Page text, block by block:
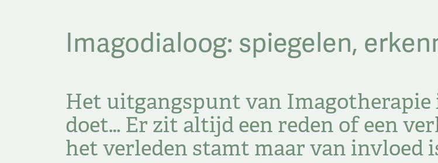
Imagodialoog: spiegelen,
Het uitgangspunt van Imagotherapie
doet… Er zit altijd een reden of een
het verleden stamt maar van invloed